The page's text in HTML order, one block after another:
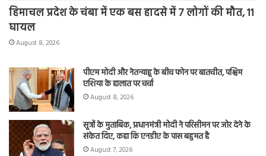
हिमाचल प्रदेश के चंबा में एक बस हादसे में 7 लोगों की मौत, 11
घायल
August 8, 2026
पीएम मोदी और नेतन्याहू के बीच फोन पर बातचीत, पश्चिम
एशिया के हालात पर चर्चा
August 8, 2026
सूत्रों के मुताबिक, प्रधानमंत्री मोदी ने परिसीमन पर जोर देने के
संकेत दिए, कहा कि एनडीए के पास बहुमत है
August 7, 2026